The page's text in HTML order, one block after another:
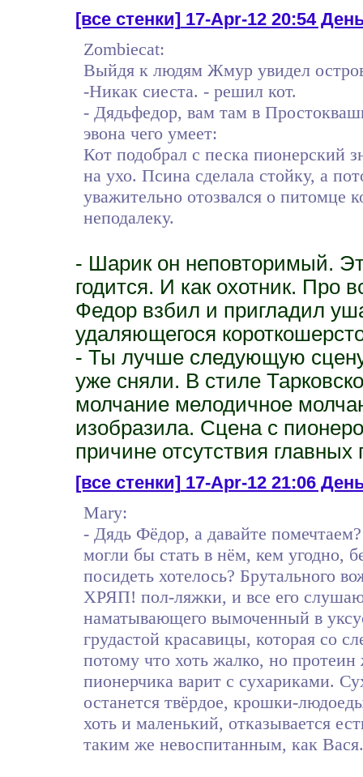
[все стенки]17-Apr-12 20:54
Zombiecat:
Выйдя к людям Жмур увидел
-Никак сиеста. - решил кот.
- Дядьфедор, вам там в
эвона чего умеет:
Кот подобрал с песка пионерский
на ухо. Псина сделала стойку, а
уважительно отозвался о питомце
неподалеку.
- Шарик он неповторимый.
годится. И как охотник. Про
Федор взбил и пригладил
удаляющегося
- Ты лучше следующую
уже сняли. В стиле
молчание мелодичное
изобразила. Сцена с
причине отсутствия главных
[все стенки]17-Apr-12 21:06
Mary:
- Дядь Фёдор, а давайте
могли бы стать в нём, кем угодно,
посидеть хотелось? Брутального
ХРЯП! пол-ляжки, и все его
наматывающего вымоченный в
грудастой красавицы, которая со
потому что хоть жалко, но
пионерчика варит с сухариками.
останется твёрдое, крошки-
хоть и маленький, отказывается
таким же невоспитанным, как